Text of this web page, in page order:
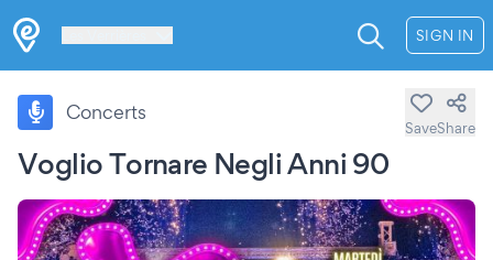
SIGN IN
Voglio Tornare Negli Anni 90
Concerts
SaveShare